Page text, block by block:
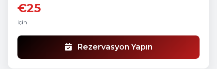
€25
için
Rezervasyon Yapın